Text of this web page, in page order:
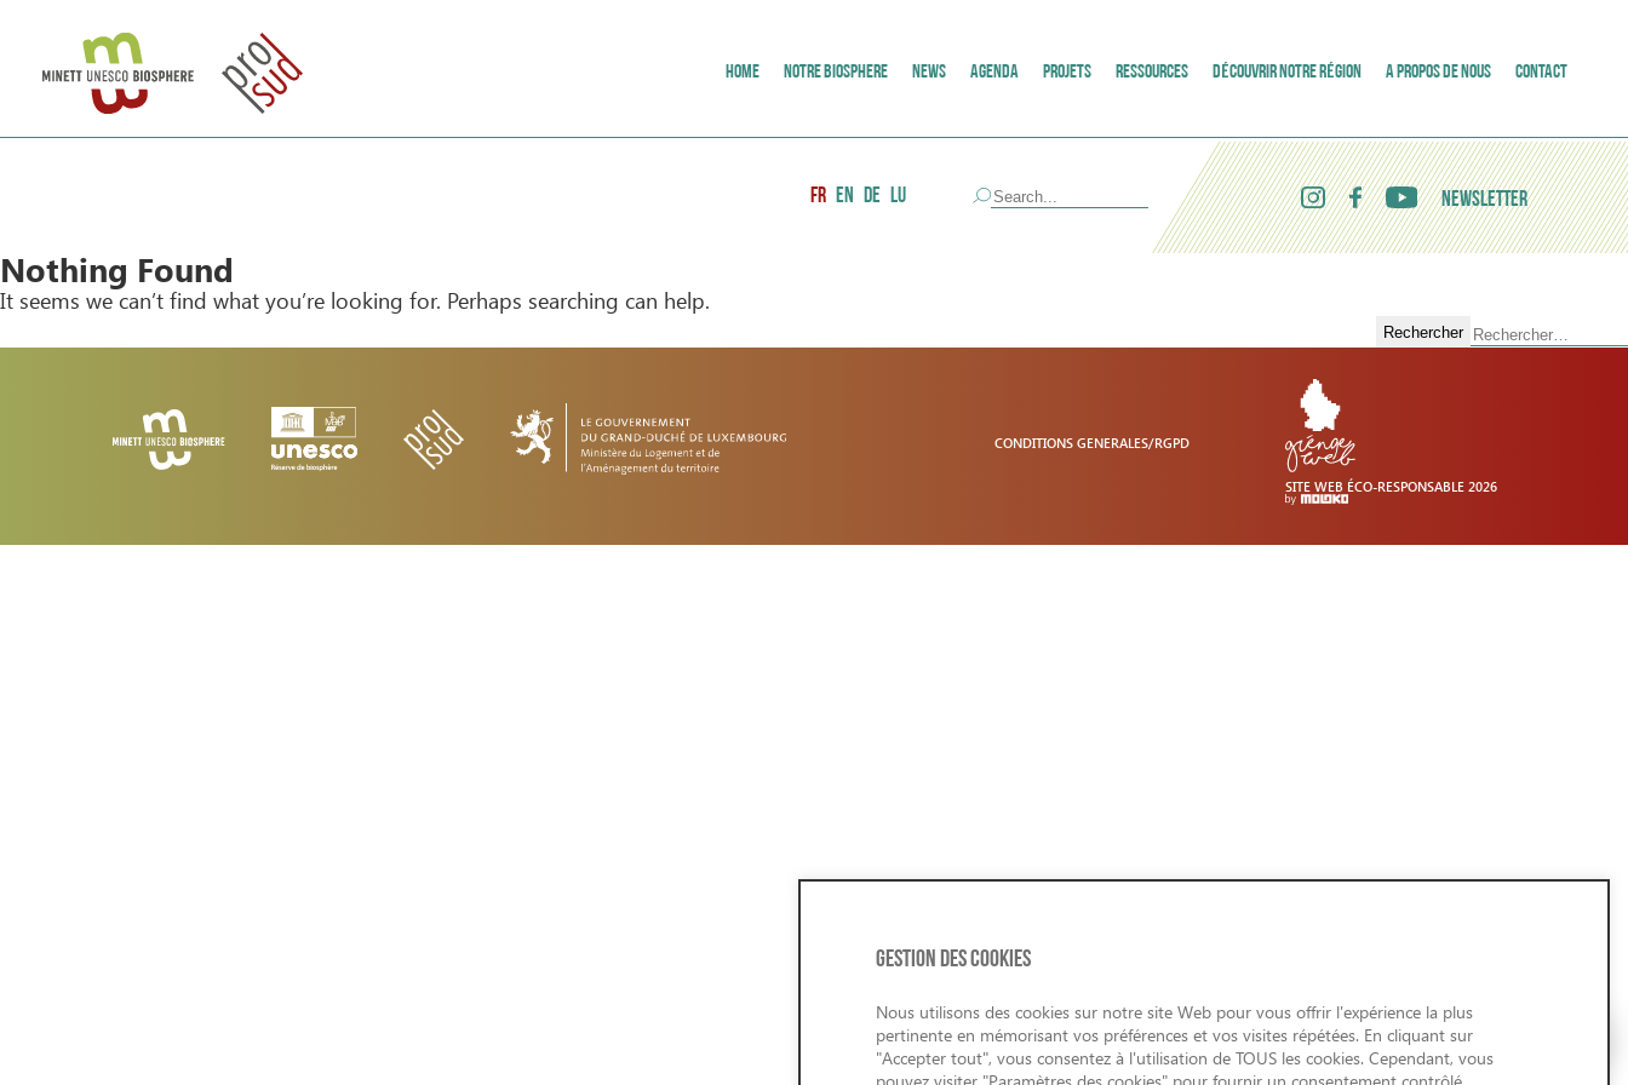
HOME NOTRE BIOSPHERE NEWS AGENDA PROJETS RESSOURCES DÉCOUVRIR NOTRE RÉGION A PROPOS DE NOUS CONTACT
FR EN DE LU NEWSLETTER
Nothing Found
It seems we can’t find what you’re looking for. Perhaps searching can help.
Rechercher :
CONDITIONS GENERALES/RGPD
SITE WEB ÉCO-RESPONSABLE 2026
GESTION DES COOKIES
Nous utilisons des cookies sur notre site Web pour vous offrir l'expérience la plus
pertinente en mémorisant vos préférences et vos visites répétées. En cliquant sur
"Accepter tout", vous consentez à l'utilisation de TOUS les cookies. Cependant, vous
pouvez visiter "Paramètres des cookies" pour fournir un consentement contrôlé.